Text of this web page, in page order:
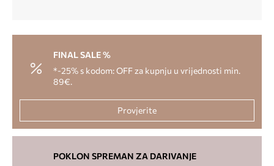
FINAL SALE %
*-25% s kodom: OFF za kupnju u vrijednosti min.
89€.
Provjerite
POKLON SPREMAN ZA DARIVANJE